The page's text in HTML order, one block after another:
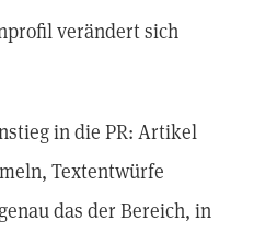
verändert sich
in die PR: Artikel
Textentwürfe
das der Bereich, in